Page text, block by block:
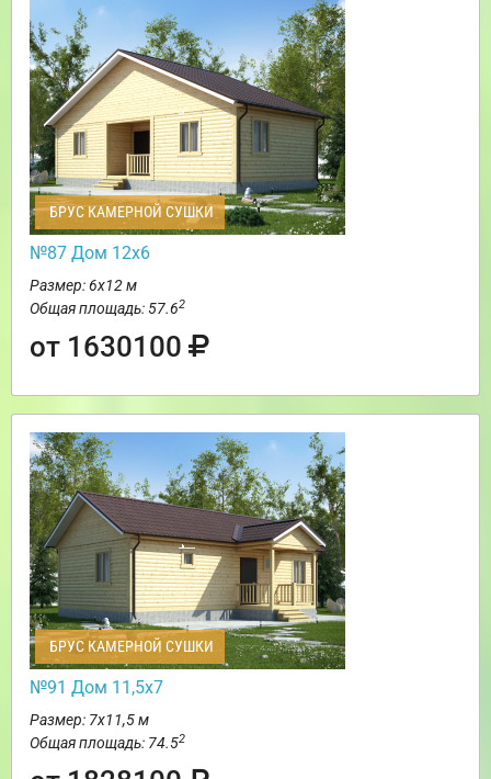
БРУС КАМЕРНОЙ СУШКИ
№87 Дом 12х6
Размер: 6х12 м
Общая площадь: 57.62
от 1630100
БРУС КАМЕРНОЙ СУШКИ
№91 Дом 11,5х7
Размер: 7х11,5 м
Общая площадь: 74.52